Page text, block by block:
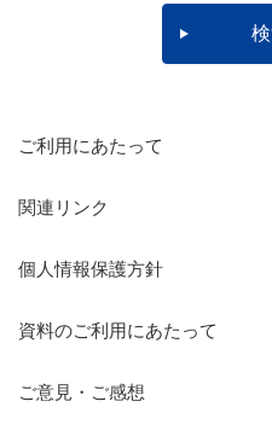
ご利用にあたって
関連リンク
個人情報保護方針
資料のご利用にあたって
ご意見・ご感想